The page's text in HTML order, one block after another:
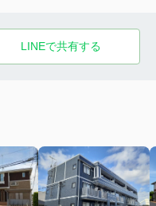
LINEで共有する